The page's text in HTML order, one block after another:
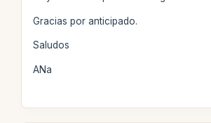
Gracias por anticipado.
Saludos
ANa